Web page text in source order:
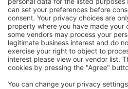
Attraktive Preise und
Benutzer.
Unterkünfte, die Sie
Wählen Sie aus über 1,3
Hütten, Apartments und